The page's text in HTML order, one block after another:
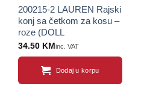
200215-2 LAUREN Rajski
konj sa četkom za kosu –
roze (DOLL
COLLECTION)
34.50 KM inc. VAT
Dodaj u korpu